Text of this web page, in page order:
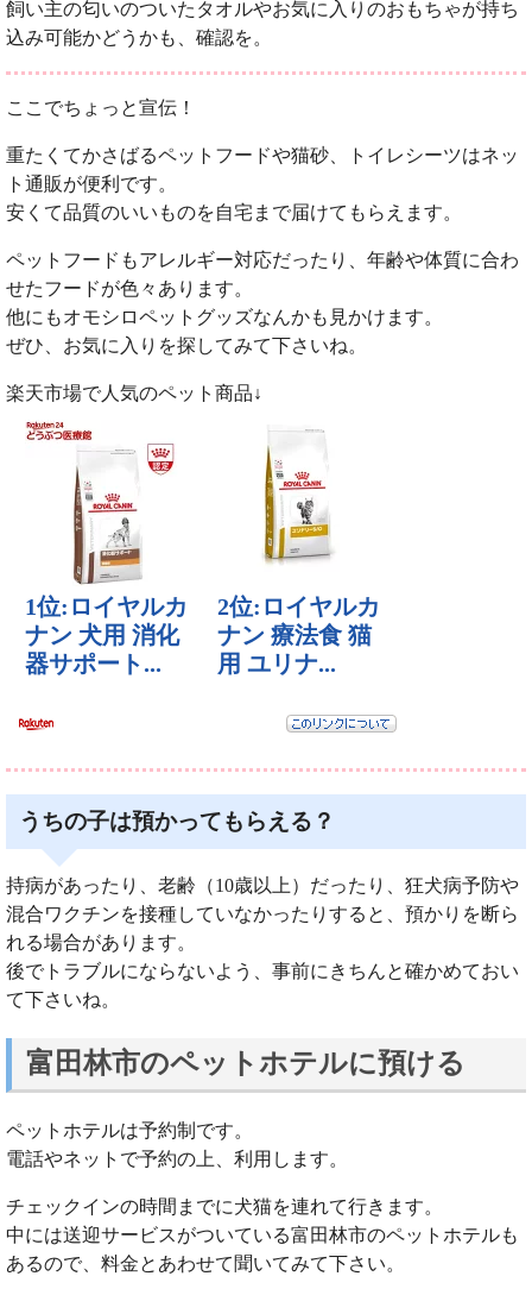
飼い主の匂いのついたタオルやお気に入りのおもちゃが持ち
込み可能かどうかも、確認を。
ここでちょっと宣伝！
重たくてかさばるペットフードや猫砂、トイレシーツはネッ
ト通販が便利です。
安くて品質のいいものを自宅まで届けてもらえます。
ペットフードもアレルギー対応だったり、年齢や体質に合わ
せたフードが色々あります。
他にもオモシロペットグッズなんかも見かけます。
ぜひ、お気に入りを探してみて下さいね。
楽天市場で人気のペット商品↓
うちの子は預かってもらえる？
持病があったり、老齢（10歳以上）だったり、狂犬病予防や
混合ワクチンを接種していなかったりすると、預かりを断ら
れる場合があります。
後でトラブルにならないよう、事前にきちんと確かめておい
て下さいね。
富田林市のペットホテルに預ける
ペットホテルは予約制です。
電話やネットで予約の上、利用します。
チェックインの時間までに犬猫を連れて行きます。
中には送迎サービスがついている富田林市のペットホテルも
あるので、料金とあわせて聞いてみて下さい。